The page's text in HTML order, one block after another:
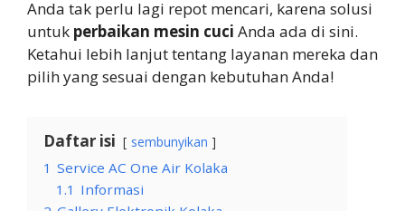
Anda tak perlu lagi repot mencari, karena solusi
untuk perbaikan mesin cuci Anda ada di sini.
Ketahui lebih lanjut tentang layanan mereka dan
pilih yang sesuai dengan kebutuhan Anda!
Daftar isi sembunyikan
1 Service AC One Air Kolaka
1.1 Informasi